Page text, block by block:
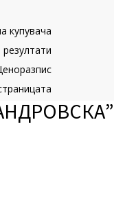
купувача